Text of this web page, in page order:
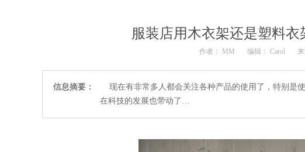
服装店用木衣架还是塑料
作者： MM 编辑： Carol
信息摘要：
现在有非常多人都会关注各种产品的使用了，特别是
在科技的发展也带动了…